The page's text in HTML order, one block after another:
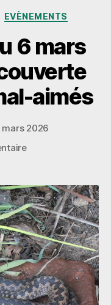
EVÈNEMENTS
6 mars
aimés
mars 2026
sur
6
mars
2026
:
à
la
découverte
des
animaux